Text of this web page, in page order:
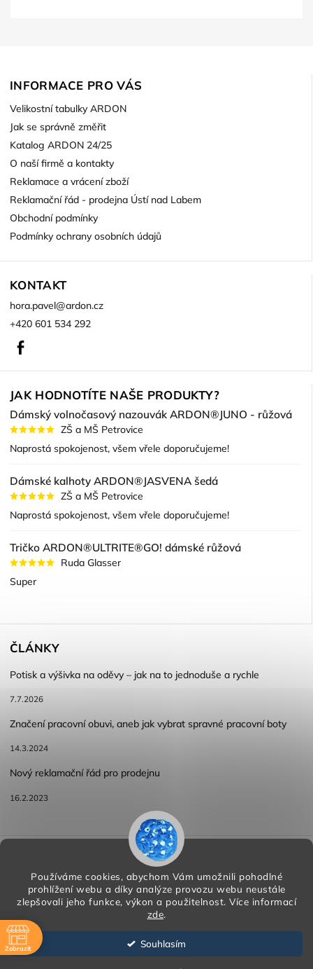
Používáme cookies, abychom Vám umožnili pohodlné
prohlížení webu a díky analýze provozu webu neustále
zlepšovali jeho funkce, výkon a použitelnost. Více informací
zde.
Souhlasím
INFORMACE PRO VÁS
Velikostní tabulky ARDON
Jak se správně změřit
Katalog ARDON 24/25
O naší firmě a kontakty
Reklamace a vrácení zboží
Reklamační řád - prodejna Ústí nad Labem
Obchodní podmínky
Podmínky ochrany osobních údajů
KONTAKT
hora.pavel@ardon.cz
+420 601 534 292
JAK HODNOTÍTE NAŠE PRODUKTY?
Dámský volnočasový nazouvák ARDON®JUNO - růžová
ZŠ a MŠ Petrovice
Naprostá spokojenost, všem vřele doporučujeme!
Dámské kalhoty ARDON®JASVENA šedá
ZŠ a MŠ Petrovice
Naprostá spokojenost, všem vřele doporučujeme!
Tričko ARDON®ULTRITE®GO! dámské růžová
Ruda Glasser
Super
ČLÁNKY
Potisk a výšivka na oděvy – jak na to jednoduše a rychle
7.7.2026
Značení pracovní obuvi, aneb jak vybrat spravné pracovní boty
14.3.2024
Nový reklamační řád pro prodejnu
16.2.2023
Reklamace a vracení zboží
Podmínky ochrany osobních údajů
Copyright 2026 HORA PP s.r.o.
Shoptet | Design
Zobrazit